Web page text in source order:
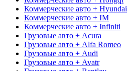
Коммерческие авто + Hyundai
Коммерческие авто + IM
Коммерческие авто + Infiniti
Грузовые авто + Acura
Грузовые авто + Alfa Romeo
Грузовые авто + Audi
Грузовые авто + Avatr